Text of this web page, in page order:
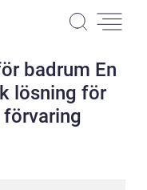
badrum En
lösning för